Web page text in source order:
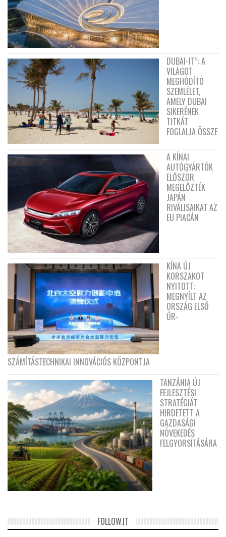
DUBAI-IT”: A
VILÁGOT
MEGHÓDÍTÓ
SZEMLÉLET,
AMELY DUBAI
SIKERÉNEK
TITKÁT
FOGLALJA ÖSSZE
A KÍNAI
AUTÓGYÁRTÓK
ELŐSZÖR
MEGELŐZTÉK
JAPÁN
RIVÁLISAIKAT AZ
EU PIACÁN
KÍNA ÚJ
KORSZAKOT
NYITOTT:
MEGNYÍLT AZ
ORSZÁG ELSŐ
ŰR-
SZÁMÍTÁSTECHNIKAI INNOVÁCIÓS KÖZPONTJA
TANZÁNIA ÚJ
FEJLESZTÉSI
STRATÉGIÁT
HIRDETETT A
GAZDASÁGI
NÖVEKEDÉS
FELGYORSÍTÁSÁRA
FOLLOW.IT